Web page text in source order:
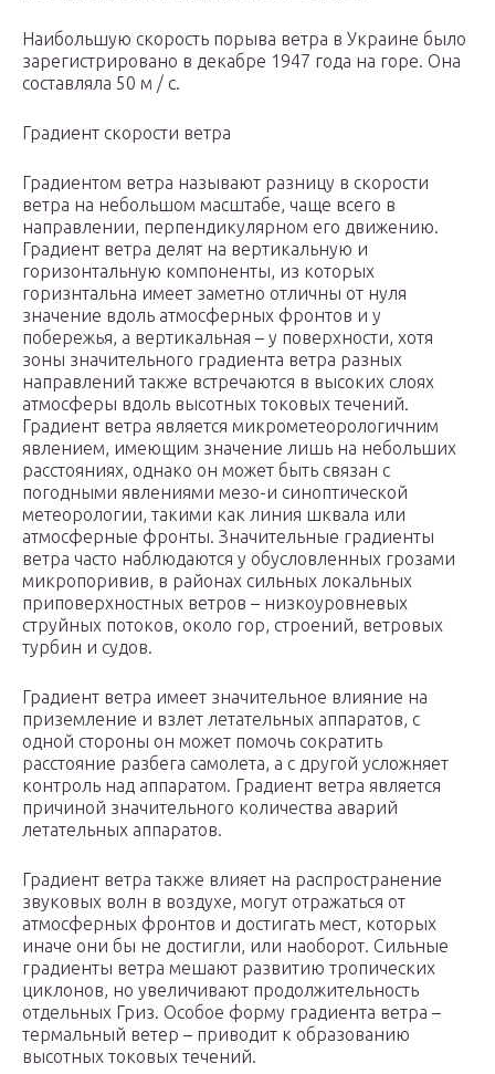
Наибольшую скорость порыва ветра в Украине было
зарегистрировано в декабре 1947 года на горе. Она
составляла 50 м / с.
Градиент скорости ветра
Градиентом ветра называют разницу в скорости
ветра на небольшом масштабе, чаще всего в
направлении, перпендикулярном его движению.
Градиент ветра делят на вертикальную и
горизонтальную компоненты, из которых
горизнтальна имеет заметно отличны от нуля
значение вдоль атмосферных фронтов и у
побережья, а вертикальная – у поверхности, хотя
зоны значительного градиента ветра разных
направлений также встречаются в высоких слоях
атмосферы вдоль высотных токовых течений.
Градиент ветра является микрометеорологичним
явлением, имеющим значение лишь на небольших
расстояниях, однако он может быть связан с
погодными явлениями мезо-и синоптической
метеорологии, такими как линия шквала или
атмосферные фронты. Значительные градиенты
ветра часто наблюдаются у обусловленных грозами
микропоривив, в районах сильных локальных
приповерхностных ветров – низкоуровневых
струйных потоков, около гор, строений, ветровых
турбин и судов.
Градиент ветра имеет значительное влияние на
приземление и взлет летательных аппаратов, с
одной стороны он может помочь сократить
расстояние разбега самолета, а с другой усложняет
контроль над аппаратом. Градиент ветра является
причиной значительного количества аварий
летательных аппаратов.
Градиент ветра также влияет на распространение
звуковых волн в воздухе, могут отражаться от
атмосферных фронтов и достигать мест, которых
иначе они бы не достигли, или наоборот. Сильные
градиенты ветра мешают развитию тропических
циклонов, но увеличивают продолжительность
отдельных Гриз. Особое форму градиента ветра –
термальный ветер – приводит к образованию
высотных токовых течений.